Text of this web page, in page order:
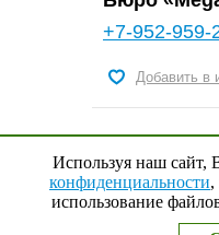
+7-952-959-
Добавить в
Используя наш сайт,
конфиденциальности,
использование
Выбранные квартиры